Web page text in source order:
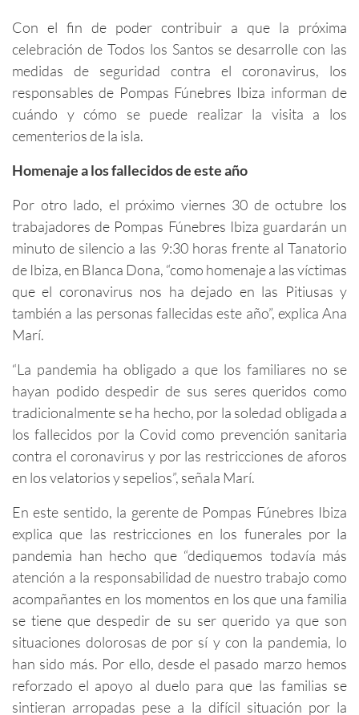
Con el fin de poder contribuir a que la próxima
celebración de Todos los Santos se desarrolle con las
medidas de seguridad contra el coronavirus, los
responsables de Pompas Fúnebres Ibiza informan de
cuándo y cómo se puede realizar la visita a los
cementerios de la isla.
Homenaje a los fallecidos de este año
Por otro lado, el próximo viernes 30 de octubre los
trabajadores de Pompas Fúnebres Ibiza guardarán un
minuto de silencio a las 9:30 horas frente al Tanatorio
de Ibiza, en Blanca Dona, “como homenaje a las víctimas
que el coronavirus nos ha dejado en las Pitiusas y
también a las personas fallecidas este año”, explica Ana
Marí.
“La pandemia ha obligado a que los familiares no se
hayan podido despedir de sus seres queridos como
tradicionalmente se ha hecho, por la soledad obligada a
los fallecidos por la Covid como prevención sanitaria
contra el coronavirus y por las restricciones de aforos
en los velatorios y sepelios”, señala Marí.
En este sentido, la gerente de Pompas Fúnebres Ibiza
explica que las restricciones en los funerales por la
pandemia han hecho que “dediquemos todavía más
atención a la responsabilidad de nuestro trabajo como
acompañantes en los momentos en los que una familia
se tiene que despedir de su ser querido ya que son
situaciones dolorosas de por sí y con la pandemia, lo
han sido más. Por ello, desde el pasado marzo hemos
reforzado el apoyo al duelo para que las familias se
sintieran arropadas pese a la difícil situación por la